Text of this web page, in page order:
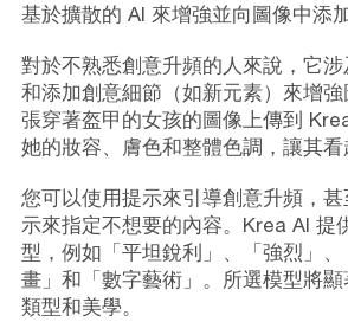
基於擴散的 AI 來增強並向圖像中添
對於不熟悉創意升頻的人來說，它
和添加創意細節（如新元素）來增
張穿著盔甲的女孩的圖像上傳到
她的妝容、膚色和整體色調，讓其看
您可以使用提示來引導創意升頻，
示來指定不想要的內容。Krea AI 提
型，例如「平坦銳利」、「強烈」
畫」和「數字藝術」。所選模型將
類型和美學。